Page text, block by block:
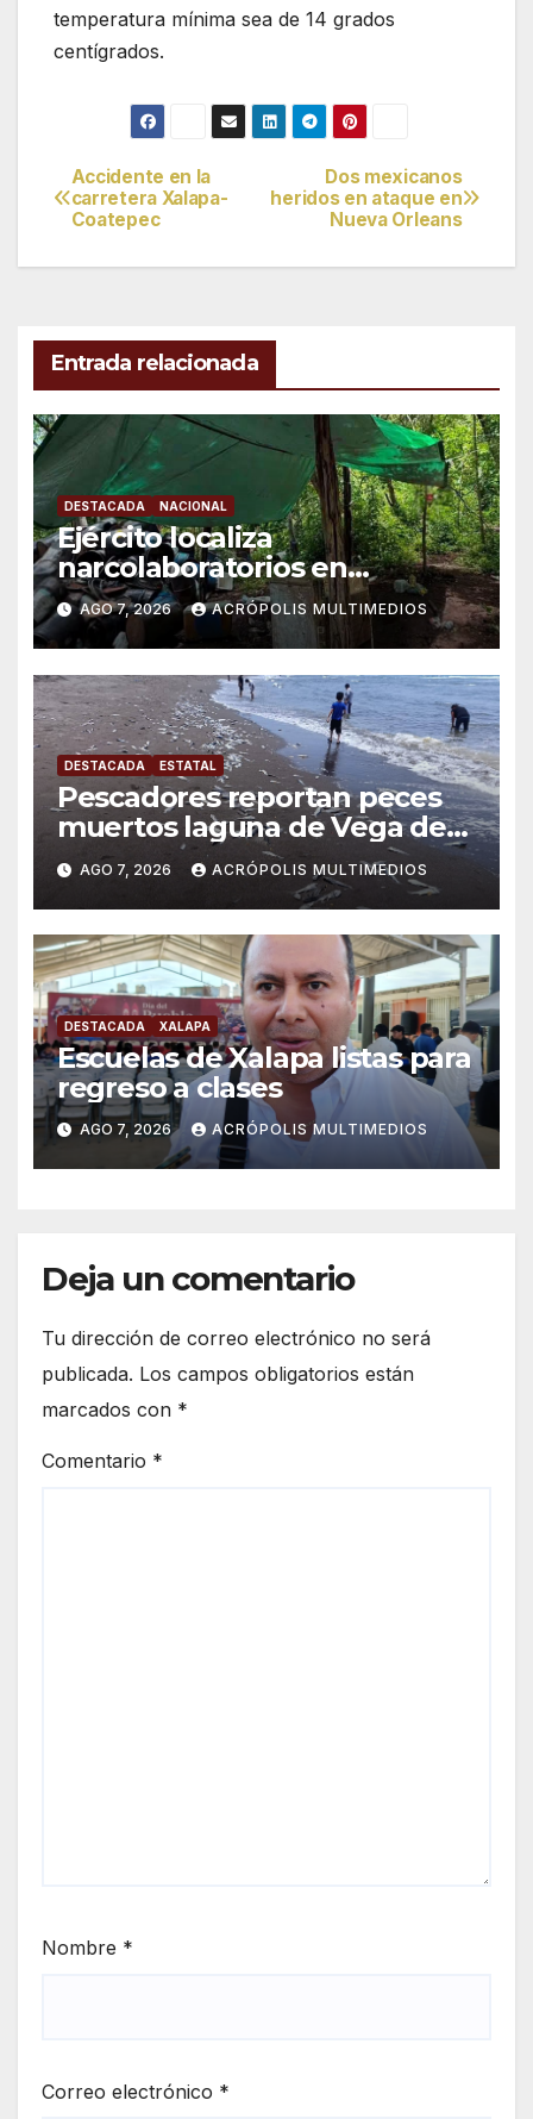
temperatura mínima sea de 14 grados
centígrados.
Navegación
de
Dos mexicanos
heridos en ataque en
Nueva Orleans
Accidente en la
carretera Xalapa-
Coatepec
Entrada relacionada
DESTACADA NACIONAL
Ejército localiza
narcolaboratorios en
Michoacán
AGO 7, 2026 ACRÓPOLIS MULTIMEDIOS
DESTACADA ESTATAL
Pescadores reportan peces
muertos laguna de Vega de
Alatorre
AGO 7, 2026 ACRÓPOLIS MULTIMEDIOS
DESTACADA XALAPA
Escuelas de Xalapa listas para
regreso a clases
AGO 7, 2026 ACRÓPOLIS MULTIMEDIOS
Deja un comentario
Tu dirección de correo electrónico no será
publicada. Los campos obligatorios están
marcados con *
Comentario *
Nombre *
Correo electrónico *